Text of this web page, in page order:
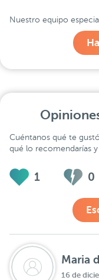
Nuestro equipo
Cuéntanos qué te
qué lo recomendarías y
1 0
Maria
16 de